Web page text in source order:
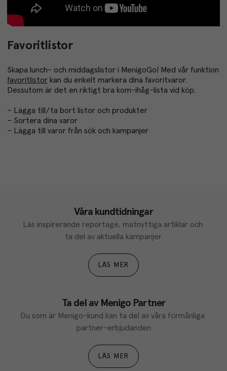
Favoritlistor
Skapa lunch- och middagslistor i MenigoGo! Med vår funktion
favoritlistor kan du enkelt markera dina favoritvaror.
Dessutom är det en riktigt bra kom-ihåg-lista vid köp.
– Lägga till/ta bort listor och produkter
– Sortera dina varor
– Lägga till varor från sök och kampanjer
Våra kundtidningar
Läs inspirerande reportage, matnyttiga artiklar och
ta del av aktuella kampanjer.
LÄS MER
Ta del av Menigo Partner
Du som är Menigo-kund kan ta del av våra förmånliga
partner-erbjudanden
LÄS MER